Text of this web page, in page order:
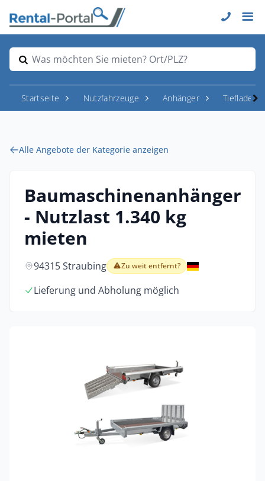
Was möchten Sie mieten? Ort/PLZ?
Startseite Nutzfahrzeuge Anhänger Tieflader
Alle Angebote der Kategorie anzeigen
Baumaschinenanhänger
- Nutzlast 1.340 kg
mieten
94315 Straubing Zu weit entfernt?
Lieferung und Abholung möglich